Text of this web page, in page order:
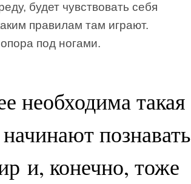
будет чувствовать себя
правилам там играют.
под ногами.
необходима такая
познавать
и, конечно, тоже